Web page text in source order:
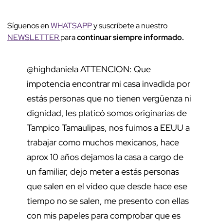
Síguenos enWHATSAPPy suscríbete a nuestro
NEWSLETTERparacontinuar siempre informado.
@highdanielaATTENCION: Que
impotencia encontrar mi casa invadida por
estás personas que no tienen vergüenza ni
dignidad, les platicó somos originarias de
Tampico Tamaulipas, nos fuimos a EEUU a
trabajar como muchos mexicanos, hace
aprox 10 años dejamos la casa a cargo de
un familiar, dejo meter a estás personas
que salen en el vídeo que desde hace ese
tiempo no se salen, me presento con ellas
con mis papeles para comprobar que es